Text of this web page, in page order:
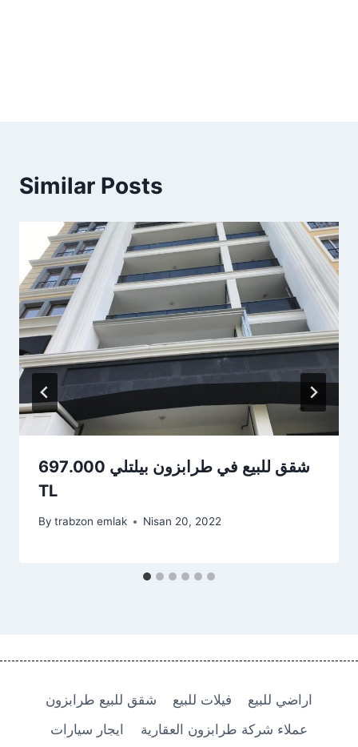
Similar Posts
شقق للبيع في طرابزون بيلتلي 697.000
TL
By trabzon emlak Nisan 20, 2022
شقق للبيع طرابزون فيلات للبيع
اراضي للبيع
ايجار سيارات
عملاء شركة طرابزون العقارية